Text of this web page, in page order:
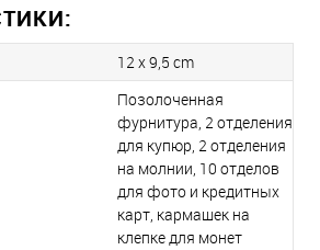
12 x 9,5 cm
Позолоченная
фурнитура, 2 отделения
для купюр, 2 отделения
на молнии, 10 отделов
для фото и кредитных
карт, кармашек на
клепке для монет